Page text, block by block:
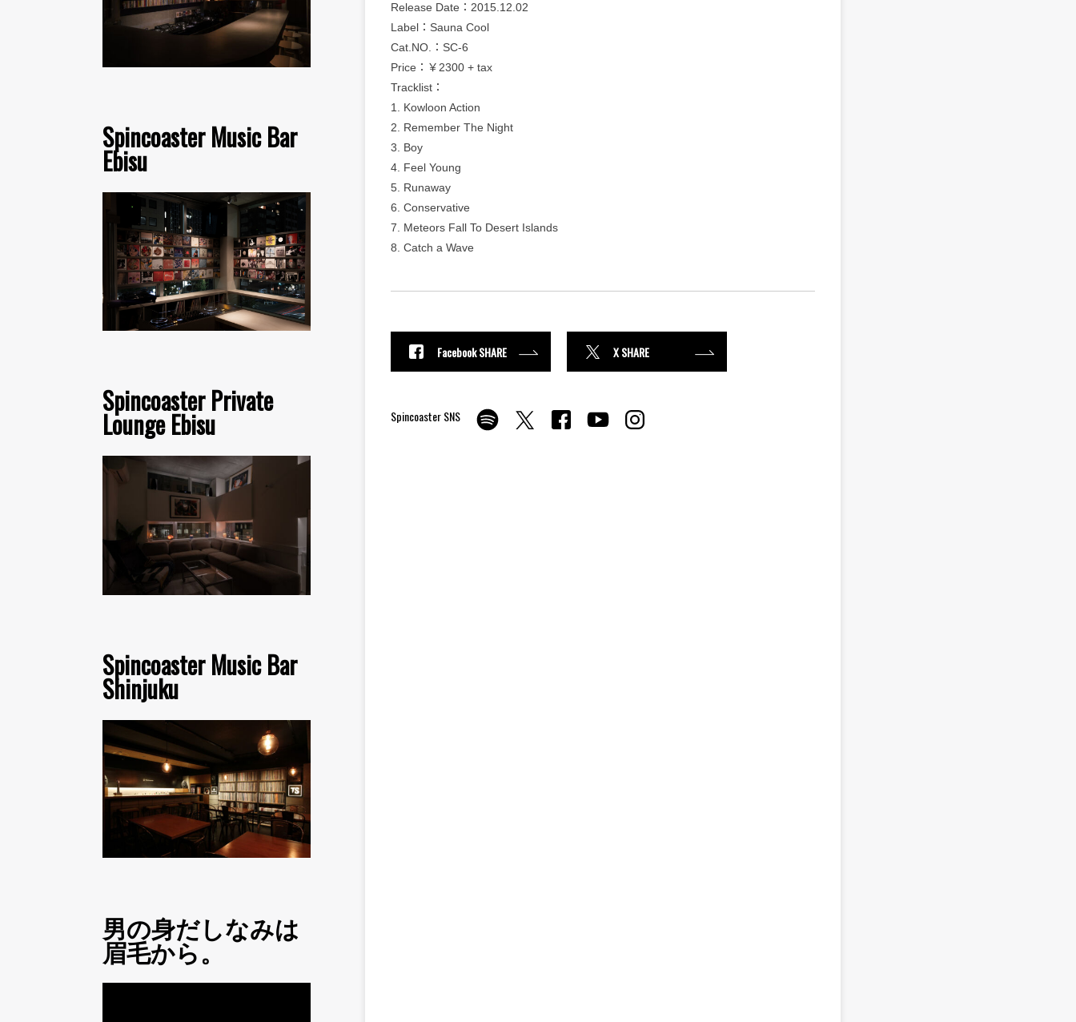
Spincoaster Music Bar
Ebisu
Spincoaster Private
Lounge Ebisu
Spincoaster Music Bar
Shinjuku
男の身だしなみは
眉毛から。
Release Date：2015.12.02
Label：Sauna Cool
Cat.NO.：SC-6
Price：￥2300 + tax
Tracklist：
1. Kowloon Action
2. Remember The Night
3. Boy
4. Feel Young
5. Runaway
6. Conservative
7. Meteors Fall To Desert Islands
8. Catch a Wave
Facebook SHARE X SHARE
Spincoaster SNS